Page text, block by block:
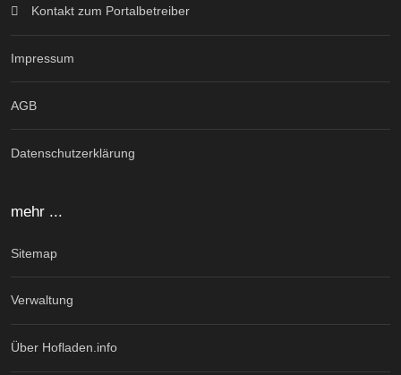
Kontakt zum Portalbetreiber
Impressum
AGB
Datenschutzerklärung
mehr ...
Sitemap
Verwaltung
Über Hofladen.info